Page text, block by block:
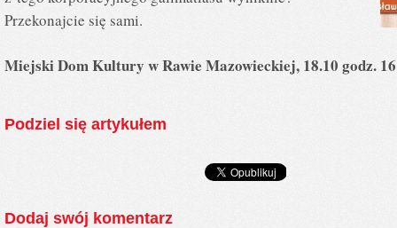
Przekonajcie się sami.
Miejski Dom Kultury w Rawie Mazowieckiej, 18.10 godz.
Podziel się artykułem
Dodaj swój komentarz